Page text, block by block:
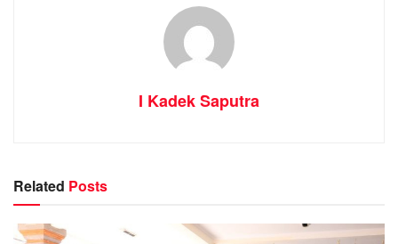
I Kadek Saputra
Related Posts